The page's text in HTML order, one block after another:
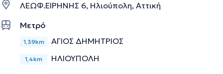
ΛΕΩΦ.ΕΙΡΗΝΗΣ 6, Ηλιούπολη, Αττική
Μετρό
1,39km ΑΓΙΟΣ ΔΗΜΗΤΡΙΟΣ
1,4km ΗΛΙΟΥΠΟΛΗ